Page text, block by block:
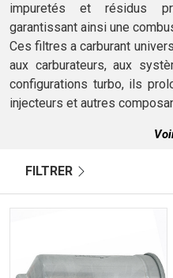
impuretés et résidus
garantissant ainsi une
Ces filtres a carburant
aux carburateurs, aux
configurations turbo, ils
injecteurs et autres
FILTRER